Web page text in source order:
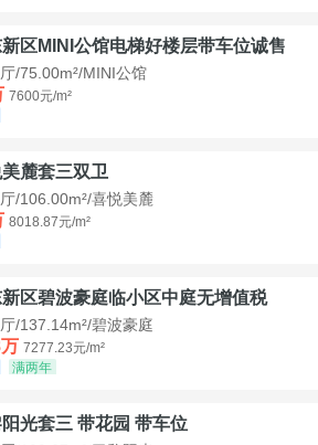
区MINI公馆电梯好楼层带车位诚售
/75.00m²/MINI公馆
7600元/m²
麓套三双卫
/106.00m²/喜悦美麓
8018.87元/m²
区碧波豪庭临小区中庭无增值税
/137.14m²/碧波豪庭
7277.23元/m²
满两年
阳光套三 带花园 带车位